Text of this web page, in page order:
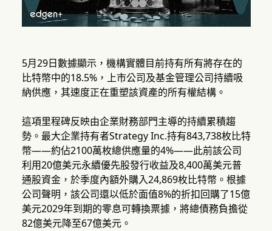
5月29日數據顯示，機構實體目前持有所有將存在的
比特幣中的18.5%，上市公司及基金管理公司持續吸
納供應，其速度正在重塑該資產的所有權結構。
這項里程碑反映由企業財務部門主導的持續累積趨
勢。最大企業持有者Strategy Inc.持有843,738枚比特
幣——約佔2100萬枚總供應量的4%——此前該公司
利用20億美元永續優先股發行收益及8,400萬美元普
通股資金，於季度內額外購入24,869枚比特幣。根據
公司聲明，該公司還以低於面值8%的折扣回購了15億
美元2029年到期的零息可轉換票據，將總債務負擔從
82億美元降至67億美元。